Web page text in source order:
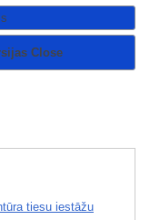
Close
tiesu iestāžu